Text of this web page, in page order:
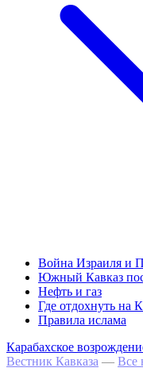
Война Израиля и
Южный Кавказ
Нефть и газ
Где отдохнуть на
Правила ислама
Карабахское
Вестник Кавказа — Все